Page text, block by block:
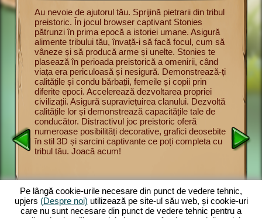
dintre
cât
Au nevoie de ajutorul tău. Sprijină pietrarii din tribul
preistoric. În jocul browser captivant Stonies
pătrunzi în prima epocă a istoriei umane. Asigură
alimente tribului tău, învață-i să facă focul, cum să
vâneze și să producă arme și unelte. Stonies te
plasează în perioada preistorică a omenirii, când
viața era periculoasă și nesigură. Demonstrează-ți
calitățile și condu bărbații, femeile și copii prin
diferite epoci. Accelerează dezvoltarea propriei
civilizații. Asigură supraviețuirea clanului. Dezvoltă
calitățile lor și demonstrează capacitățile tale de
conducător. Distractivul joc preistoric oferă
numeroase posibilități decorative, grafici deosebite
în stil 3D și sarcini captivante ce poți completa cu
tribul tău. Joacă acum!
Acum
jocul
Înveți
și să
oferă
și
asigură
Pe lângă cookie-urile necesare din punct de vedere tehnic,
upjers (Despre noi) utilizează pe site-ul său web, și cookie-uri
care nu sunt necesare din punct de vedere tehnic pentru a